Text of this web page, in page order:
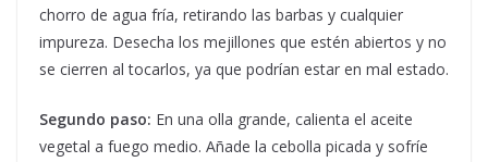
chorro de agua fría, retirando las barbas y cualquier
impureza. Desecha los mejillones que estén abiertos y no
se cierren al tocarlos, ya que podrían estar en mal estado.
Segundo paso: En una olla grande, calienta el aceite
vegetal a fuego medio. Añade la cebolla picada y sofríe